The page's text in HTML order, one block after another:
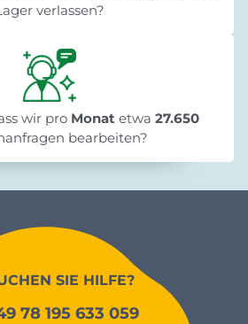
verlassen?
wir pro Monat etwa 27.650
bearbeiten?
SIE HILFE?
78 195 633 059